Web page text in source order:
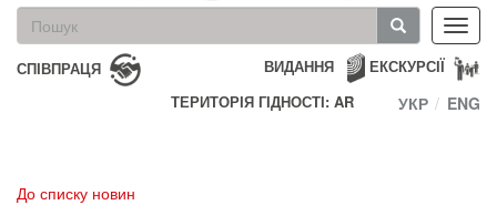
Пошукова
форма
Пошук
СПІВПРАЦЯ ЕКСКУРСІЇ
ВИДАННЯ
ТЕРИТОРІЯ ГІДНОСТІ: AR
УКР ENG
До списку новин